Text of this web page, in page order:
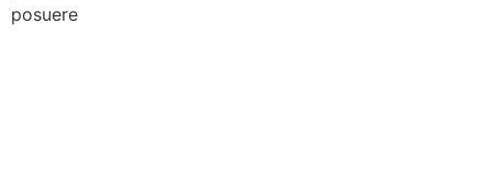
posuere